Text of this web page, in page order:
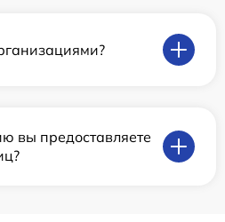
вы предоставляете